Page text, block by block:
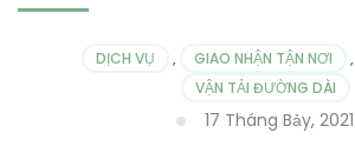
DỊCH VỤ , GIAO NHẬN TẬN NƠI ,
VẬN TẢI ĐƯỜNG DÀI
17 Tháng Bảy, 2021